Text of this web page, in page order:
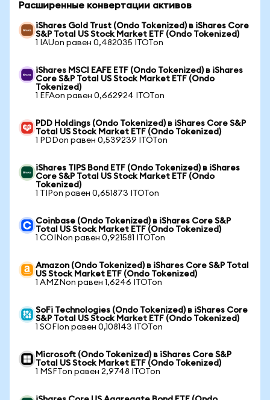
Расширенные конвертации активов
iShares Gold Trust (Ondo Tokenized) в iShares Core
S&P Total US Stock Market ETF (Ondo Tokenized)
1 IAUon равен 0,482035 ITOTon
iShares MSCI EAFE ETF (Ondo Tokenized) в iShares
Core S&P Total US Stock Market ETF (Ondo
Tokenized)
1 EFAon равен 0,662924 ITOTon
PDD Holdings (Ondo Tokenized) в iShares Core S&P
Total US Stock Market ETF (Ondo Tokenized)
1 PDDon равен 0,539239 ITOTon
iShares TIPS Bond ETF (Ondo Tokenized) в iShares
Core S&P Total US Stock Market ETF (Ondo
Tokenized)
1 TIPon равен 0,651873 ITOTon
Coinbase (Ondo Tokenized) в iShares Core S&P
Total US Stock Market ETF (Ondo Tokenized)
1 COINon равен 0,921581 ITOTon
Amazon (Ondo Tokenized) в iShares Core S&P Total
US Stock Market ETF (Ondo Tokenized)
1 AMZNon равен 1,6246 ITOTon
SoFi Technologies (Ondo Tokenized) в iShares Core
S&P Total US Stock Market ETF (Ondo Tokenized)
1 SOFIon равен 0,108143 ITOTon
Microsoft (Ondo Tokenized) в iShares Core S&P
Total US Stock Market ETF (Ondo Tokenized)
1 MSFTon равен 2,9748 ITOTon